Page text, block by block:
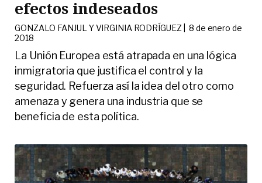
efectos indeseados
GONZALO FANJUL Y VIRGINIA RODRÍGUEZ |8 de enero de
2018
La Unión Europea está atrapada en una lógica
inmigratoria que justifica el control y la
seguridad. Refuerza así la idea del otro como
amenaza y genera una industria que se
beneficia de esta política.